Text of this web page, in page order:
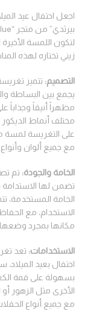
اجعل احتفال عيد
لتكون اللمسة الأخيرة
زيني تختاره لهذه
التصميم: تتميز
يجمع بين البساطة
مظهراً أنيقاً وجذاباً
مختلف أنماط
على التغريسة لمسة
مع جميع ألوان
الخامة والجودة: تم
تضمن لها
الخامة المستخدمة،
الاستخدام، مع
مكانها بمجرد
الاستخدامات:
احتفال بعيد
بسهولة على قمة
الأخرى مثل الزهور
مع جميع أنواع